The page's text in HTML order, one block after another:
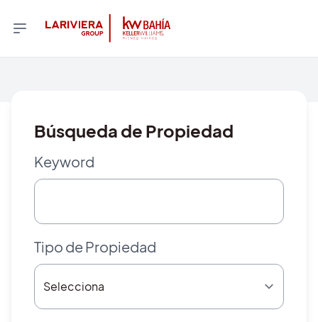
Búsqueda de Propiedad
Keyword
Tipo de Propiedad